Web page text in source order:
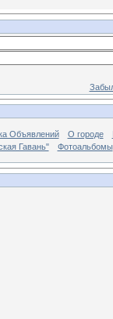
Объявлений О городе
Гавань" Фотоальбомы